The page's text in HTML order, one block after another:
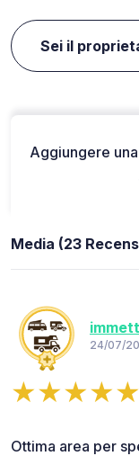
Sei il
Aggiungere
Media (23
24/07/
Ottima area per